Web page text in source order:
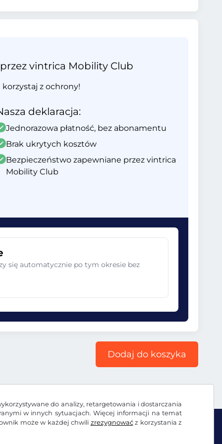
do analizy, retargetowania i dostarczania
w innych sytuacjach. Więcej informacji na temat
może w każdej chwili zrezygnowaćz korzystania z
vintrica Mobility Club
z ochrony!
deklaracja:
Jednorazowa płatność, bez abonamentu
Brak ukrytych kosztów
Bezpieczeństwo zapewniane przez vintrica
Mobility Club
się automatycznie po tym okresie bez
Dodaj do koszyka